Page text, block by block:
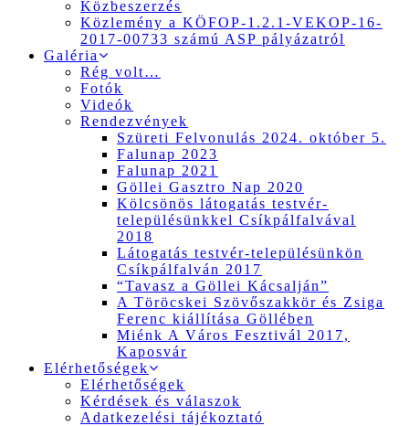
Közbeszerzés
Közlemény a KÖFOP-1.2.1-VEKOP-16-
2017-00733 számú ASP pályázatról
Galéria
Rég volt…
Fotók
Videók
Rendezvények
Szüreti Felvonulás 2024. október 5.
Falunap 2023
Falunap 2021
Göllei Gasztro Nap 2020
Kölcsönös látogatás testvér-
településünkkel Csíkpálfalvával
2018
Látogatás testvér-településünkön
Csíkpálfalván 2017
“Tavasz a Göllei Kácsalján”
A Töröcskei Szövőszakkör és Zsiga
Ferenc kiállítása Göllében
Miénk A Város Fesztivál 2017,
Kaposvár
Elérhetőségek
Elérhetőségek
Kérdések és válaszok
Adatkezelési tájékoztató